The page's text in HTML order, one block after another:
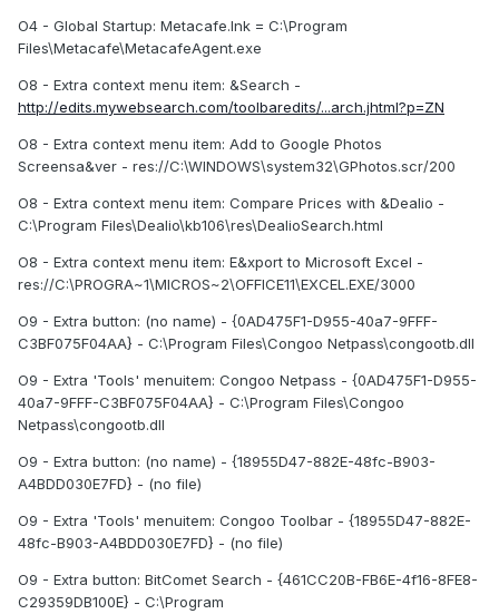
O4 - Global Startup: Metacafe.lnk = C:\Program
Files\Metacafe\MetacafeAgent.exe
O8 - Extra context menu item: &Search -
http://edits.mywebsearch.com/toolbaredits/...arch.jhtml?p=ZN
O8 - Extra context menu item: Add to Google Photos
Screensa&ver - res://C:\WINDOWS\system32\GPhotos.scr/200
O8 - Extra context menu item: Compare Prices with &Dealio -
C:\Program Files\Dealio\kb106\res\DealioSearch.html
O8 - Extra context menu item: E&xport to Microsoft Excel -
res://C:\PROGRA~1\MICROS~2\OFFICE11\EXCEL.EXE/3000
O9 - Extra button: (no name) - {0AD475F1-D955-40a7-9FFF-
C3BF075F04AA} - C:\Program Files\Congoo Netpass\congootb.dll
O9 - Extra 'Tools' menuitem: Congoo Netpass - {0AD475F1-D955-
40a7-9FFF-C3BF075F04AA} - C:\Program Files\Congoo
Netpass\congootb.dll
O9 - Extra button: (no name) - {18955D47-882E-48fc-B903-
A4BDD030E7FD} - (no file)
O9 - Extra 'Tools' menuitem: Congoo Toolbar - {18955D47-882E-
48fc-B903-A4BDD030E7FD} - (no file)
O9 - Extra button: BitComet Search - {461CC20B-FB6E-4f16-8FE8-
C29359DB100E} - C:\Program